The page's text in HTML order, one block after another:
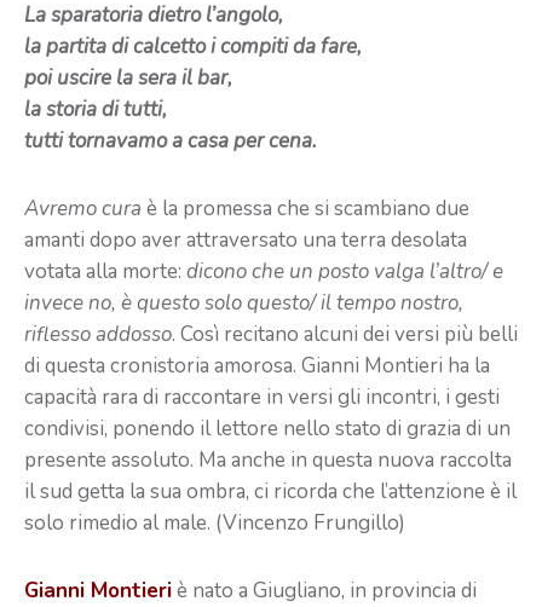
La sparatoria dietro l’angolo,
la partita di calcetto i compiti da fare,
poi uscire la sera il bar,
la storia di tutti,
tutti tornavamo a casa per cena.
Avremo cura è la promessa che si scambiano due
amanti dopo aver attraversato una terra desolata
votata alla morte: dicono che un posto valga l’altro/ e
invece no, è questo solo questo/ il tempo nostro,
riflesso addosso. Così recitano alcuni dei versi più belli
di questa cronistoria amorosa. Gianni Montieri ha la
capacità rara di raccontare in versi gli incontri, i gesti
condivisi, ponendo il lettore nello stato di grazia di un
presente assoluto. Ma anche in questa nuova raccolta
il sud getta la sua ombra, ci ricorda che l’attenzione è il
solo rimedio al male. (Vincenzo Frungillo)
Gianni Montieriè nato a Giugliano, in provincia di